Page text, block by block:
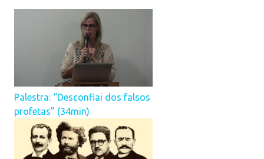
Palestra: “Desconfiai dos falsos
profetas” (34min)